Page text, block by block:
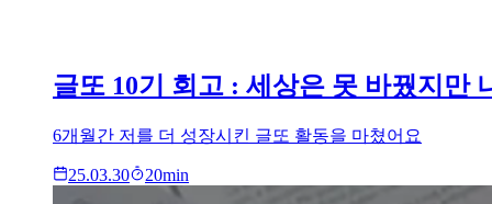
글또 10기 회고 : 세상은 못 바꿨지만
6개월간 저를 더 성장시킨 글또 활동을 마쳤어요
25.03.30 20min